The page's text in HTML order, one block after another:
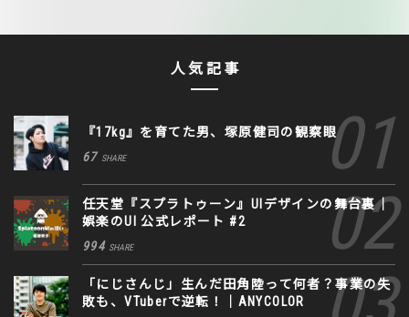
人気記事
『17kg』を育てた男、塚原健司の観察眼
67 SHARE
任天堂『スプラトゥーン』UIデザインの舞台裏｜
娯楽のUI 公式レポート #2
994 SHARE
「にじさんじ」生んだ田角陸って何者？事業の失
敗も、VTuberで逆転！｜ANYCOLOR